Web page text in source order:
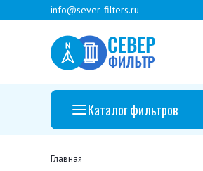
info@sever-filters.ru
Каталог фильтров
Главная